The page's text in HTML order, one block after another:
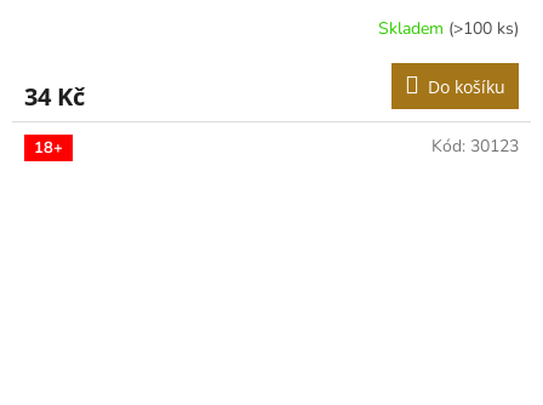
Skladem (>100 ks)
34 Kč Do košíku
18+ Kód: 30123